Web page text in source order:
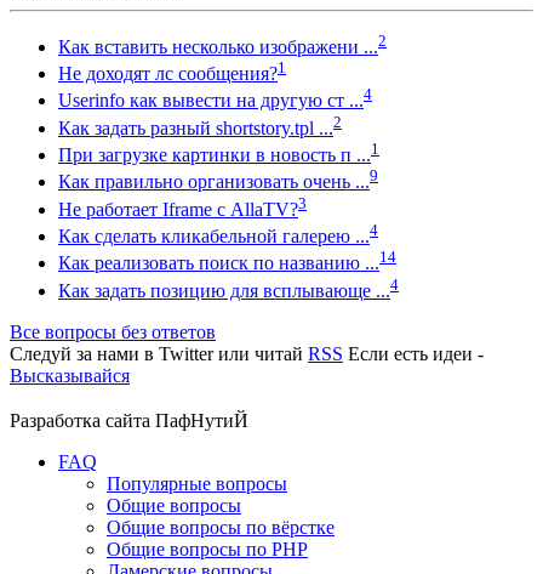
Как вставить несколько изображени ...2
Не доходят лс сообщения?1
Userinfo как вывести на другую ст ...4
Как задать разный shortstory.tpl ...2
При загрузке картинки в новость п ...1
Как правильно организовать очень ...9
Не работает Iframe с AllaTV?3
Как сделать кликабельной галерею ...4
Как реализовать поиск по названию ...14
Как задать позицию для всплывающе ...4
Все вопросы без ответов
Следуй за нами в Twitterили читай RSS Если есть идеи -
Высказывайся
Разработка сайта ПафНутиЙ
FAQ
Популярные вопросы
Общие вопросы
Общие вопросы по вёрстке
Общие вопросы по PHP